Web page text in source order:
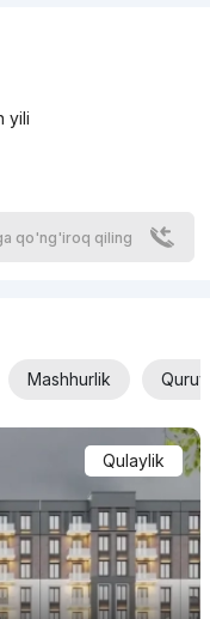
yili
qo'ng'iroq qiling
Mashhurlik
Qulaylik